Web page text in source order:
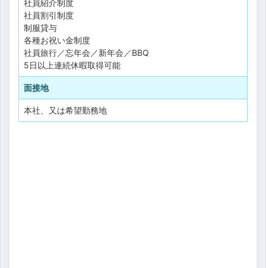
社員紹介制度
社員割引制度
制服貸与
各種お祝い金制度
社員旅行／忘年会／新年会／BBQ
5日以上連続休暇取得可能
面接地
本社、又は希望勤務地